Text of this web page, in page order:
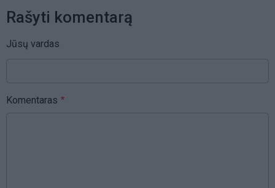
Rašyti komentarą
Jūsų vardas
Komentaras